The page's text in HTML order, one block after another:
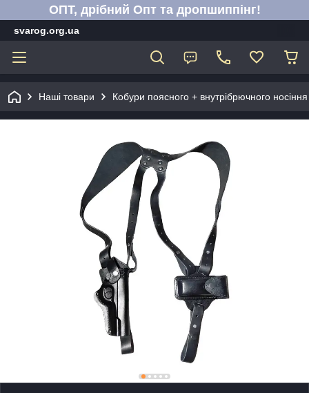
ОПТ, дрібний Опт та дропшиппінг!
svarog.org.ua
Наші товари Кобури поясного + внутрібрючного носіння